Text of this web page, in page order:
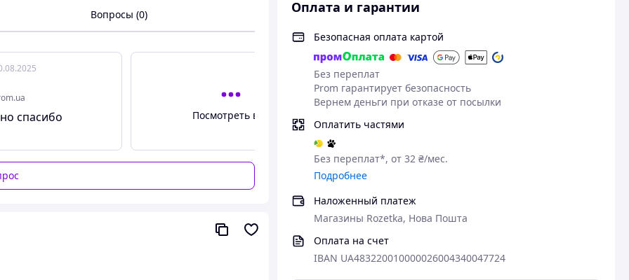
Оплата и гарантии
Безопасная оплата картой
Без переплат
Prom гарантирует безопасность
Вернем деньги при отказе от посылки
Оплатить частями
Без переплат*, от 32 ₴/мес.
Подробнее
Наложенный платеж
Магазины Rozetka, Нова Пошта
Оплата на счет
IBAN UA483220010000026004340047724
или к мессенджерам
"Контакты".
Вопросы (0)
спасибо Посмотреть все